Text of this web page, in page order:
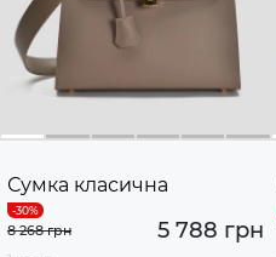
Сумка класична
5 788 грн
8 268 грн